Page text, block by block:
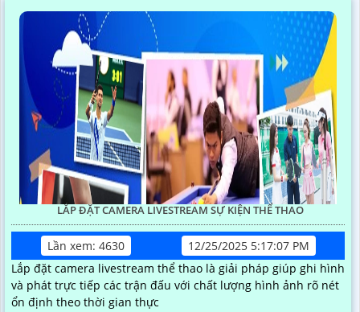
LẮP ĐẶT CAMERA LIVESTREAM SỰ KIỆN THỂ THAO
Lần xem: 4630
12/25/2025 5:17:07 PM
Lắp đặt camera livestream thể thao là giải pháp giúp ghi hình
và phát trực tiếp các trận đấu với chất lượng hình ảnh rõ nét
ổn định theo thời gian thực